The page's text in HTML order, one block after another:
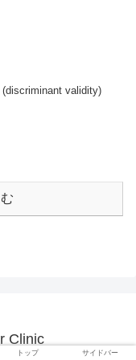
validity)
Clinic
トップ サイドバー